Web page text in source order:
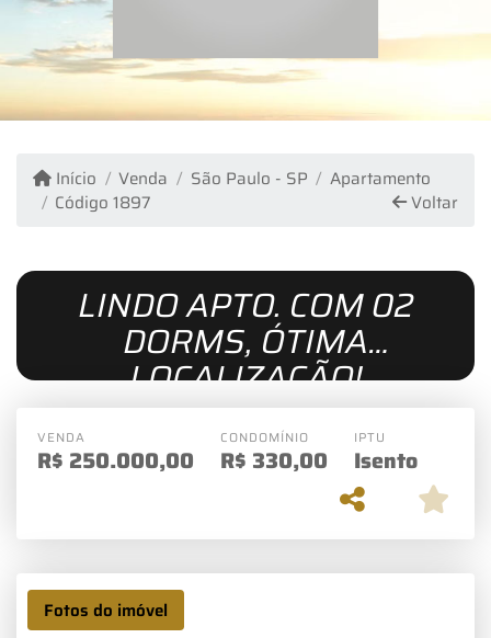
Início Venda São Paulo - SP
Apartamento
Código 1897
Voltar
LINDO APTO. COM 02
DORMS, ÓTIMA
LOCALIZAÇÃO!
VENDA
R$ 250.000,00
CONDOMÍNIO
R$ 330,00
IPTU
Isento
Fotos do imóvel